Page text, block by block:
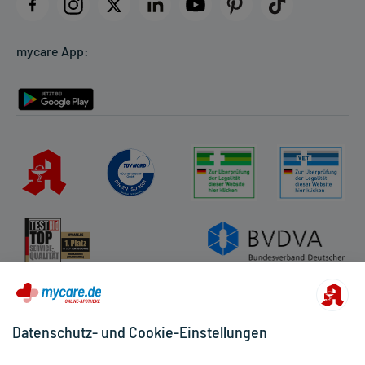
Datenschutz
Rückgabe/Widerruf
mycare App:
Datenschutz- und Cookie-Einstellungen